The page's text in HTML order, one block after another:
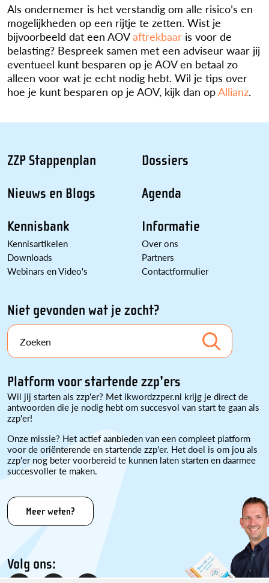
Als ondernemer is het verstandig om alle risico’s en
mogelijkheden op een rijtje te zetten. Wist je
bijvoorbeeld dat een AOVaftrekbaar is voor de
belasting? Bespreek samen met een adviseur waar jij
eventueel kunt besparen op je AOV en betaal zo
alleen voor wat je echt nodig hebt. Wil je tips over
hoe je kunt besparen op je AOV, kijk dan opAllianz.
ZZP Stappenplan
Nieuws en Blogs
Kennisbank
Kennisartikelen
Downloads
Webinars en Video's
Dossiers
Agenda
Informatie
Over ons
Partners
Contactformulier
Niet gevonden wat je zocht?
Zoeken
Platform voor startende zzp'ers
Wil jij starten als zzp'er? Met ikwordzzper.nl krijg je direct de
antwoorden die je nodig hebt om succesvol van start te gaan als
zzp'er!
Onze missie? Het actief aanbieden van een compleet platform
voor de oriënterende en startende zzp'er. Het doel is om jou als
zzp'er nog beter voorbereid te kunnen laten starten en daarmee
succesvoller te maken.
Meer weten?
Volg ons: